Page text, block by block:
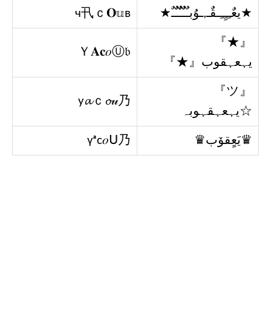
★يعٌـِـِِـِـقٌـ,ـوُبـٌـٌٌـٌٌٌـٌٌـٌ★ ч卂ｃ𝐎𝕦в
『★』
يہعہقوب『★』
Ｙ𝐀𝐜𝑜Ⓤ𝔟
『ツ』
☆يہعہقہوبہ
у𝓪ｃ𝓸𝓊乃
♛يَعٍقۆب♛ үᵃc𝑜ᑌ乃